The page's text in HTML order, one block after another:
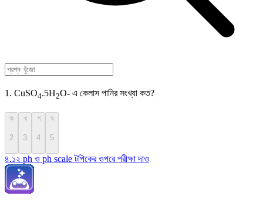
1. CuSO4.5H2O- এ কেলাস পানির সংখ্যা কত?
ক
2
খ
3
গ
4
ঘ
5
৪.১২ ph ও ph scale টপিকের ওপরে পরীক্ষা দাও